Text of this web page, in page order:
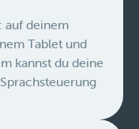
auf deinem
Tablet und
kannst du deine